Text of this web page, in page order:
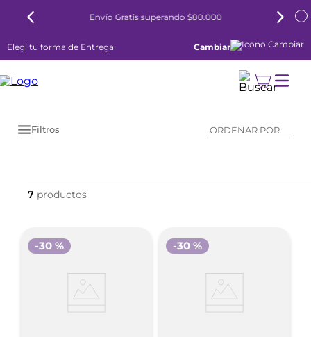
Envío Gratis superando $80.000
Elegí tu forma de Entrega Cambiar
Filtros ORDENAR POR
7
-30 % -30 %